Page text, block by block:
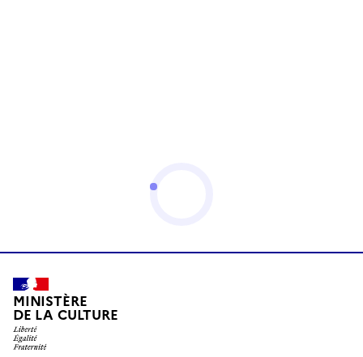
MINISTÈRE
DE LA CULTURE